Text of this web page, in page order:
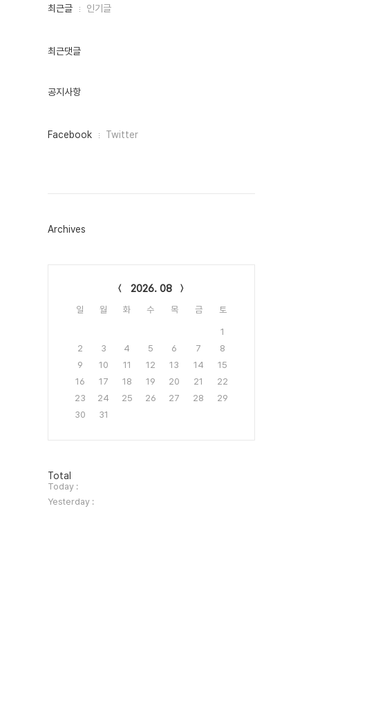
최
인
최근글 인기글
최근댓글
공지사항
페
그
Facebook Twitter
Archives
2026. 08
일 월 화 수 목 금 토
1
2
3 4 5 6 7
8
9
10 11 12 13 14
15
16
17 18 19 20 21
22
23
24 25 26 27 28
29
30
31
방
문
자
수
Total
Today :
Yesterday :